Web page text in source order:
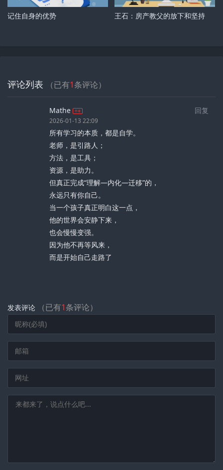
记住自身的优势 王石：房产教父的放下和坚持
评论列表 （已有1条评论）
Mathe 作者 回复
2026-01-13 22:09
所有学习的本质，都是自学。
老师，是引路人；
方法，是工具；
资源，是助力。
但真正完成“理解—内化—迁移”的，
永远只有你自己。
当一个孩子真正明白这一点，
他的世界会安静下来，
也会慢慢变强。
因为他不再等风来，
而是开始自己走路了
发表评论 （已有1条评论）